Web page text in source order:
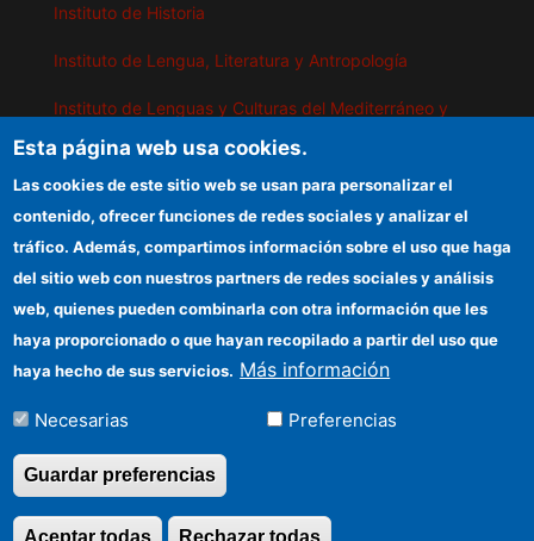
Instituto de Historia
Instituto de Lengua, Literatura y Antropología
Instituto de Lenguas y Culturas del Mediterráneo y
Instituto de Políticas y Bienes Públicos
IEGD
Sede electrónica CSIC
Organismos financiadores
Información para proveedores
Cómo llegar
Esta página web usa cookies.
Las cookies de este sitio web se usan para personalizar el
contenido, ofrecer funciones de redes sociales y analizar el
tráfico. Además, compartimos información sobre el uso que haga
del sitio web con nuestros partners de redes sociales y análisis
web, quienes pueden combinarla con otra información que les
haya proporcionado o que hayan recopilado a partir del uso que
haya hecho de sus servicios. Más información
Necesarias Preferencias
Guardar preferencias
Rechazar todas
Aceptar todas